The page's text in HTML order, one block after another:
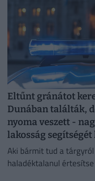
Eltűnt gránátot
Dunában találták,
nyoma veszett -
lakosság
Aki bármit tud a
haladéktalanul